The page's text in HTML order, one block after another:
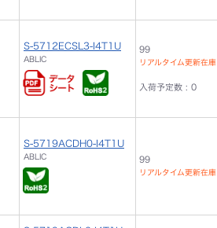
S-5712ECSL3-I4T1U
ABLIC
99
リアルタイム更新在庫
入荷予定数 : 0
S-5719ACDH0-I4T1U
ABLIC 99
リアルタイム更新在庫